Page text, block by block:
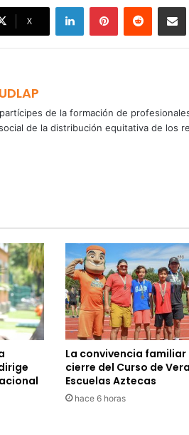
X
LinkedInPinterestReddit
de la formación de
de la distribución equitativa de los
La convivencia familiar
cierre del Curso de
Escuelas Aztecas
hace 6 horas